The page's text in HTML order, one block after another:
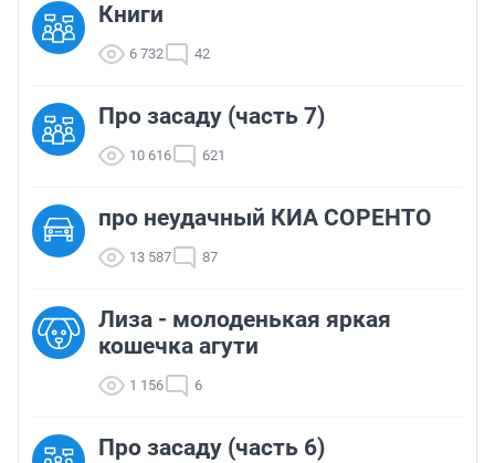
Книги
6 732 42
Про засаду (часть 7)
10 616 621
про неудачный КИА СОРЕНТО
13 587 87
Лиза - молоденькая яркая
кошечка агути
1 156 6
Про засаду (часть 6)